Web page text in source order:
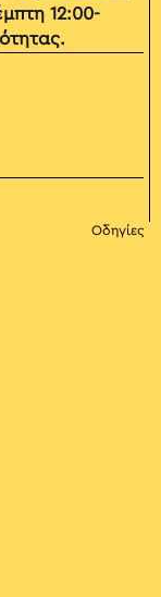
12:00-
Οδηγίες